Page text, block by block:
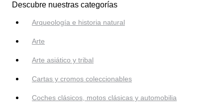
Descubre nuestras categorías
Arqueología e historia natural
Arte
Arte asiático y tribal
Cartas y cromos coleccionables
Coches clásicos, motos clásicas y automobilia